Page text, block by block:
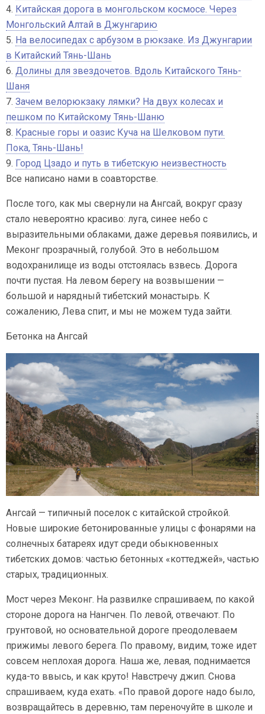
4. Китайская дорога в монгольском космосе. Через
Монгольский Алтай в Джунгарию
5. На велосипедах с арбузом в рюкзаке. Из Джунгарии
в Китайский Тянь-Шань
6. Долины для звездочетов. Вдоль Китайского Тянь-
Шаня
7. Зачем велорюкзаку лямки? На двух колесах и
пешком по Китайскому Тянь-Шаню
8. Красные горы и оазис Куча на Шелковом пути.
Пока, Тянь-Шань!
9. Город Цзадо и путь в тибетскую неизвестность
Все написано нами в соавторстве.
После того, как мы свернули на Ангсай, вокруг сразу
стало невероятно красиво: луга, синее небо с
выразительными облаками, даже деревья появились, и
Меконг прозрачный, голубой. Это в небольшом
водохранилище из воды отстоялась взвесь. Дорога
почти пустая. На левом берегу на возвышении —
большой и нарядный тибетский монастырь. К
сожалению, Лева спит, и мы не можем туда зайти.
Бетонка на Ангсай
Ангсай — типичный поселок с китайской стройкой.
Новые широкие бетонированные улицы с фонарями на
солнечных батареях идут среди обыкновенных
тибетских домов: частью бетонных «коттеджей», частью
старых, традиционных.
Мост через Меконг. На развилке спрашиваем, по какой
стороне дорога на Нангчен. По левой, отвечают. По
грунтовой, но основательной дороге преодолеваем
прижимы левого берега. По правому, видим, тоже идет
совсем неплохая дорога. Наша же, левая, поднимается
куда-то ввысь, и как круто! Навстречу джип. Снова
спрашиваем, куда ехать. «По правой дороге надо было,
возвращайтесь в деревню, там переночуйте в школе и